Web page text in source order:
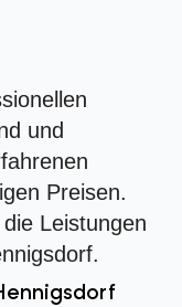
und
Preisen.
Leistungen